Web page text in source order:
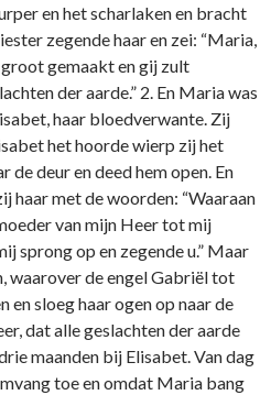
en het scharlaken en bracht
zegende haar en zei: “Maria,
gemaakt en gij zult
der aarde.” 2. En Maria was
haar bloedverwante. Zij
het hoorde wierp zij het
de deur en deed hem open. En
haar met de woorden: “Waaraan
van mijn Heer tot mij
sprong op en zegende u.” Maar
waarover de engel Gabriël tot
en sloeg haar ogen op naar de
dat alle geslachten der aarde
maanden bij Elisabet. Van dag
toe en o­mdat Maria bang